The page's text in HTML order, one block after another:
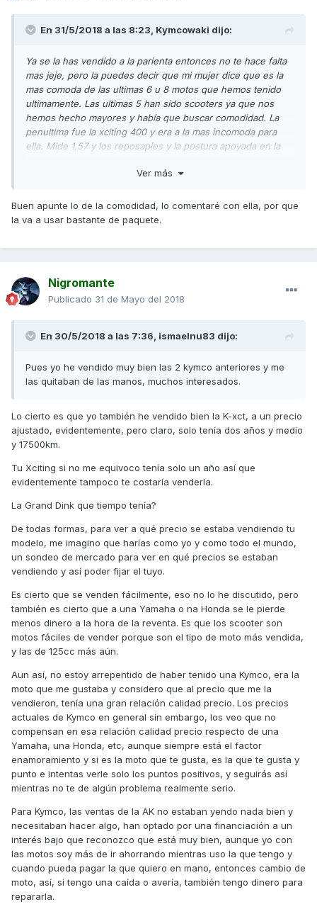
En 31/5/2018 a las 8:23, Kymcowaki dijo:
Ya se la has vendido a la parienta entonces no te hace falta
mas jeje, pero la puedes decir que mi mujer dice que es la
mas comoda de las ultimas 6 u 8 motos que hemos tenido
ultimamente. Las ultimas 5 han sido scooters ya que nos
hemos hecho mayores y había que buscar comodidad. La
penultima fue la xciting 400 y era a la mas incomoda para
ella. Mide 1,57 y los reposapies y la postura apoyada en la
montar en la Ak y decir ella que era la mas comoda de todas
kms cuando vamos donde su madre y llega descansada. Yo
contentisimo porque es importantisimo que tu pareja vaya
ENHORABUENA!!! Ahora toca disfrutarla...?
Ver más
Buen apunte lo de la comodidad, lo comentaré con ella, por que
la va a usar bastante de paquete.
Nigromante
Publicado 31 de Mayo del 2018
En 30/5/2018 a las 7:36, ismaelnu83 dijo:
Pues yo he vendido muy bien las 2 kymco anteriores y me
las quitaban de las manos, muchos interesados.
Lo cierto es que yo también he vendido bien la K-xct, a un precio
ajustado, evidentemente, pero claro, solo tenía dos años y medio
y 17500km.
Tu Xciting si no me equivoco tenía solo un año así que
evidentemente tampoco te costaría venderla.
La Grand Dink que tiempo tenía?
De todas formas, para ver a qué precio se estaba vendiendo tu
modelo, me imagino que harías como yo y como todo el mundo,
un sondeo de mercado para ver en qué precios se estaban
vendiendo y así poder fijar el tuyo.
Es cierto que se venden fácilmente, eso no lo he discutido, pero
también es cierto que a una Yamaha o na Honda se le pierde
menos dinero a la hora de la reventa. Es que los scooter son
motos fáciles de vender porque son el tipo de moto más vendida,
y las de 125cc más aún.
Aun así, no estoy arrepentido de haber tenido una Kymco, era la
moto que me gustaba y considero que al precio que me la
vendieron, tenía una gran relación calidad precio. Los precios
actuales de Kymco en general sin embargo, los veo que no
compensan en esa relación calidad precio respecto de una
Yamaha, una Honda, etc, aunque siempre está el factor
enamoramiento y si es la moto que te gusta, es la que te gusta y
punto e intentas verle solo los puntos positivos, y seguirás así
mientras no te de algún problema realmente serio.
Para Kymco, las ventas de la AK no estaban yendo nada bien y
necesitaban hacer algo, han optado por una financiación a un
interés bajo que reconozco que está muy bien, aunque yo con
las motos soy más de ir ahorrando mientras uso la que tengo y
cuando pueda pagar la que quiero en mano, entonces cambio de
moto, así, si tengo una caída o avería, también tengo dinero para
repararla.